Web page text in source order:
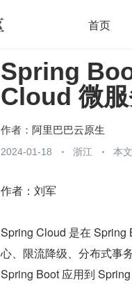
首页
开源 架构
团队管理 程序
Spring
Cloud 微
作者： 阿里巴巴云原生
2024-01-18 浙江 本
作者：刘军
Spring Cloud 是在 Spring
心、限流降级、分布式事
Spring Boot 应用到 Spring